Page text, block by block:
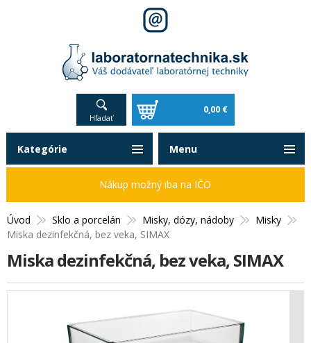
Hľadať
0,00 €
Úvod Sklo a porcelán Misky, dózy, nádoby
Misky
Miska dezinfekčná, bez veka, SIMAX
Miska dezinfekčná, bez veka, SIMAX
Kategórie
Nákup možný iba na IČO
Menu